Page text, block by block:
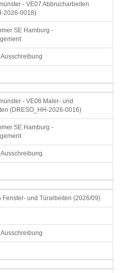
- VE07 Abbrucharbeiten
2026-0018)
SE Hamburg -
- VE08 Maler- und
(DRESO_HH-2026-0016)
SE Hamburg -
Fenster- und Türarbeiten (2026/09)